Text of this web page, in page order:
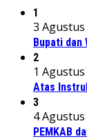
1
3 Agustus
Bupati dan
2
1
Atas
3
4 Agustus
PEMKAB